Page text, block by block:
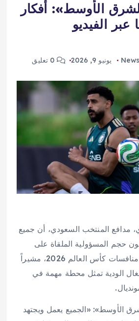
الأوسط»: أفكار
الفيديو
News يونيو 9, 2026
مدافع المنتخب السعودي، أن جميع
حجم المسؤولية الملقاة على
عاتقهم قبل انطلاق منافسات كأس العالم 2026، مشيراً
الودية تمثل محطة مهمة في
الأوسط»: «الجميع يعمل ويجتهد